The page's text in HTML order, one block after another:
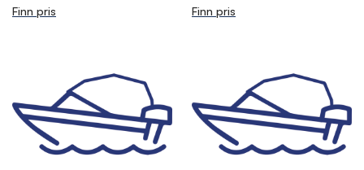
Finn pris Finn pris